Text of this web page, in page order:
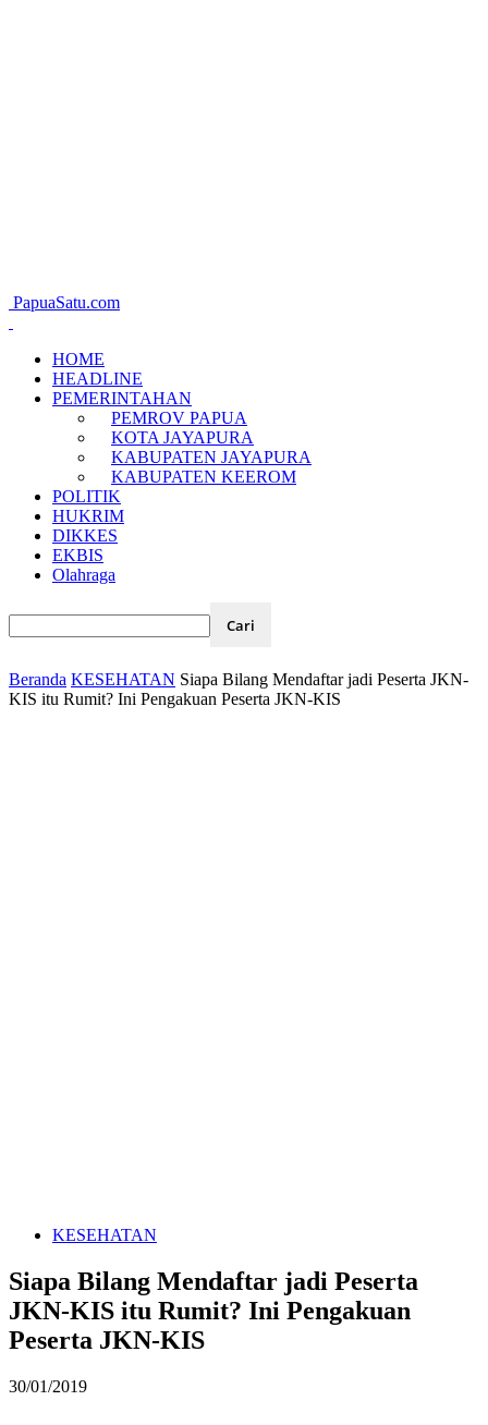
PapuaSatu.com
HOME
HEADLINE
PEMERINTAHAN
PEMROV PAPUA
KOTA JAYAPURA
KABUPATEN JAYAPURA
KABUPATEN KEEROM
POLITIK
HUKRIM
DIKKES
EKBIS
Olahraga
Beranda KESEHATAN Siapa Bilang Mendaftar jadi Peserta JKN-
KIS itu Rumit? Ini Pengakuan Peserta JKN-KIS
KESEHATAN
Siapa Bilang Mendaftar jadi Peserta
JKN-KIS itu Rumit? Ini Pengakuan
Peserta JKN-KIS
30/01/2019